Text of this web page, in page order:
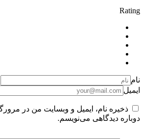
Rating
نام
ایمیل
ذخیره نام، ایمیل و وبسایت من در
دوباره دیدگاهی می‌نویسم.